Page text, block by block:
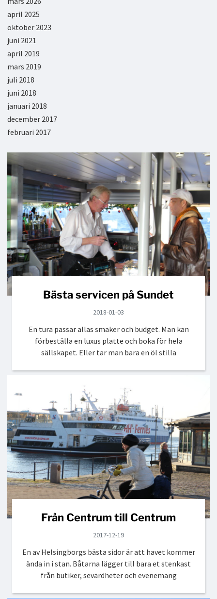
april 2025
oktober 2023
juni 2021
april 2019
mars 2019
juli 2018
juni 2018
januari 2018
december 2017
februari 2017
Bästa servicen på Sundet
2018-01-03
En tura passar allas smaker och budget. Man kan
förbeställa en luxus platte och boka för hela
sällskapet. Eller tar man bara en öl stilla
Från Centrum till Centrum
2017-12-19
En av Helsingborgs bästa sidor är att havet kommer
ända in i stan. Båtarna lägger till bara et stenkast
från butiker, sevärdheter och evenemang